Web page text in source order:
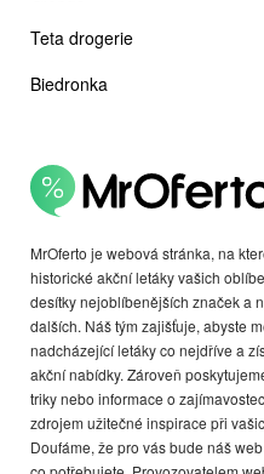
MrOferto je webová stránka, na
historické akční letáky vašich
desítky nejoblíbenějších značek a
dalších. Náš tým zajišťuje, abyste
nadcházející letáky co nejdříve a
akční nabídky. Zároveň
triky nebo informace o
zdrojem užitečné inspirace při
Doufáme, že pro vás bude náš
Teta drogerie
Biedronka